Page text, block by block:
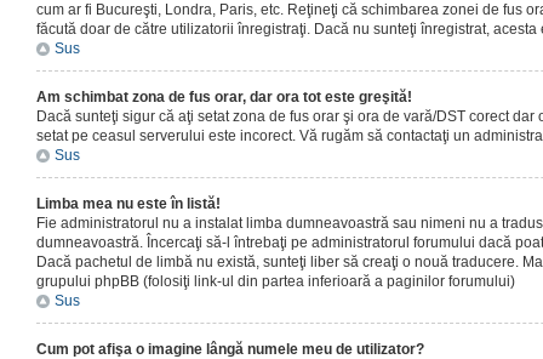
cum ar fi Bucureşti, Londra, Paris, etc. Reţineţi că schimbarea zonei de fus
făcută doar de către utilizatorii înregistraţi. Dacă nu sunteţi înregistrat, acesta
Sus
Am schimbat zona de fus orar, dar ora tot este greşită!
Dacă sunteţi sigur că aţi setat zona de fus orar şi ora de vară/DST corect
setat pe ceasul serverului este incorect. Vă rugăm să contactaţi un
Sus
Limba mea nu este în listă!
Fie administratorul nu a instalat limba dumneavoastră sau nimeni nu a
dumneavoastră. Încercaţi să-l întrebaţi pe administratorul forumului dacă
Dacă pachetul de limbă nu există, sunteţi liber să creaţi o nouă traducere.
grupului phpBB (folosiţi link-ul din partea inferioară a paginilor forumului)
Sus
Cum pot afişa o imagine lângă numele meu de utilizator?